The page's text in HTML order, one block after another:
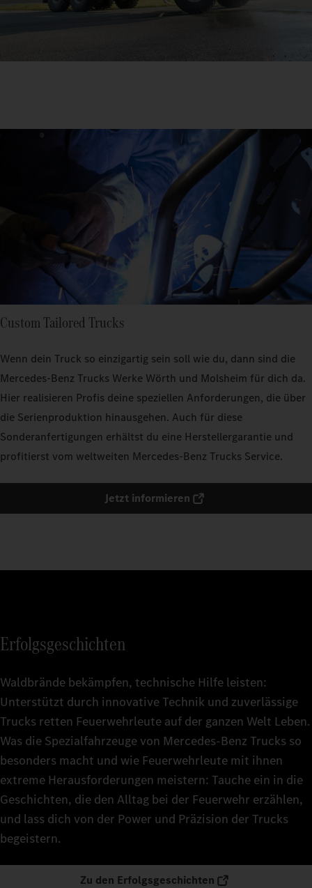
Custom Tailored Trucks
Wenn dein Truck so einzigartig sein soll wie du, dann sind die
Mercedes‑Benz Trucks Werke Wörth und Molsheim für dich da.
Hier realisieren Profis deine speziellen Anforderungen, die über
die Serienproduktion hinausgehen. Auch für diese
Sonderanfertigungen erhältst du eine Herstellergarantie und
profitierst vom weltweiten Mercedes‑Benz Trucks Service.
Jetzt informieren
Erfolgsgeschichten
Waldbrände bekämpfen, technische Hilfe leisten:
Unterstützt durch innovative Technik und zuverlässige
Trucks retten Feuerwehrleute auf der ganzen Welt Leben.
Was die Spezialfahrzeuge von Mercedes‑Benz Trucks so
besonders macht und wie Feuerwehrleute mit ihnen
extreme Herausforderungen meistern: Tauche ein in die
Geschichten, die den Alltag bei der Feuerwehr erzählen,
und lass dich von der Power und Präzision der Trucks
begeistern.
Zu den Erfolgsgeschichten